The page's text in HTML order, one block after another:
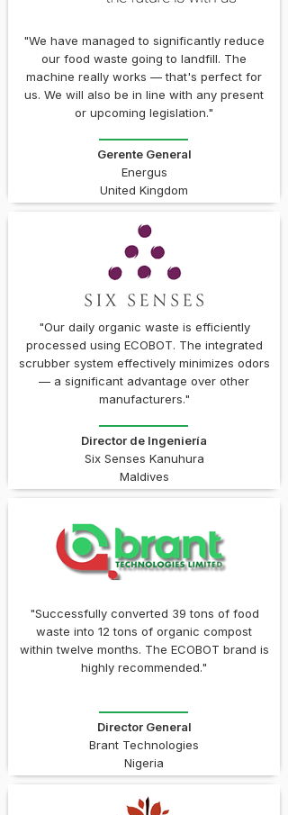
"We have managed to significantly reduce
our food waste going to landfill. The
machine really works — that's perfect for
us. We will also be in line with any present
or upcoming legislation."
Gerente General
Energus
United Kingdom
"Our daily organic waste is efficiently
processed using ECOBOT. The integrated
scrubber system effectively minimizes odors
— a significant advantage over other
manufacturers."
Director de Ingeniería
Six Senses Kanuhura
Maldives
"Successfully converted 39 tons of food
waste into 12 tons of organic compost
within twelve months. The ECOBOT brand is
highly recommended."
Director General
Brant Technologies
Nigeria